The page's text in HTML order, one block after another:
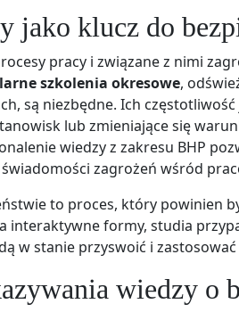
jako klucz do
pracy i związane z nimi
szkolenia okresowe,
są niezbędne. Ich
lub zmieniające się
wiedzy z zakresu BHP
zagrożeń wśród
to proces, który powinien
interaktywne formy, studia
w stanie przyswoić i
wiedzy o